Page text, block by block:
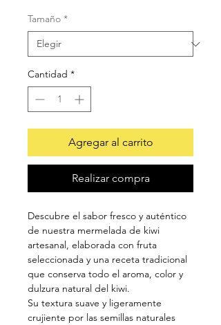
Tamaño *
Cantidad *
Agregar al carrito
Realizar compra
Descubre el sabor fresco y auténtico
de nuestra mermelada de kiwi
artesanal, elaborada con fruta
seleccionada y una receta tradicional
que conserva todo el aroma, color y
dulzura natural del kiwi.
Su textura suave y ligeramente
crujiente por las semillas naturales